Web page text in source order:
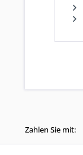
Zahlen Sie mit: